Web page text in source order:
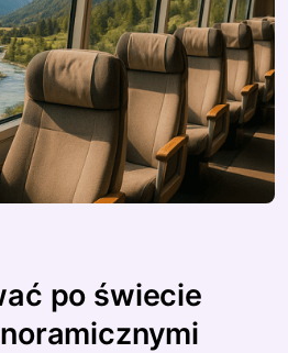
po świecie